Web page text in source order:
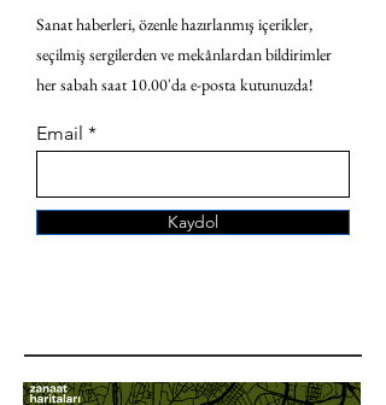
Sanat haberleri, özenle hazırlanmış içerikler,
seçilmiş sergilerden ve mekânlardan bildirimler
her sabah saat 10.00'da e-posta kutunuzda!
Email
Kaydol